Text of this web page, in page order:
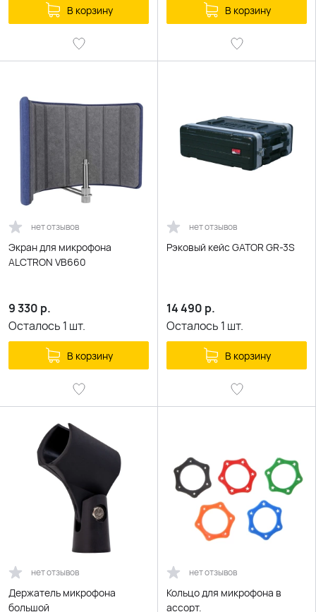
В корзину В корзину
нет отзывов
Экран для микрофона
ALCTRON VB660
9 330 р.
Осталось 1 шт.
В корзину
нет отзывов
Рэковый кейс GATOR GR-3S
14 490 р.
Осталось 1 шт.
В корзину
нет отзывов
Держатель микрофона
большой
нет отзывов
Кольцо для микрофона в
ассорт.